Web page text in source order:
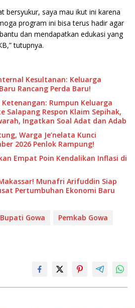
bersyukur, saya mau ikut ini karena
program ini bisa terus hadir agar
dan mendapatkan edukasi yang
tutupnya.
Kesultanan: Keluarga
Rancang Perda Baru!
Rumpun Keluarga
Salapang Respon Klaim Sepihak,
Ingatkan Soal Adat dan Adab
Warga Je’nelata Kunci
2026 Penlok Rampung!
Empat Poin Kendalikan Inflasi di
Munafri Arifuddin Siap
Pertumbuhan Ekonomi Baru
Bupati Gowa
Pemkab Gowa